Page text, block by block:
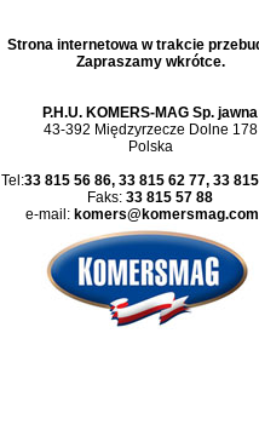
Strona internetowa w trakcie
Zapraszamy wkrótce.
P.H.U. KOMERS-MAG Sp. jawna
43-392 Międzyrzecze Dolne 178
Polska
Tel:33 815 56 86, 33 815 62 77, 33
Faks: 33 815 57 88
e-mail: